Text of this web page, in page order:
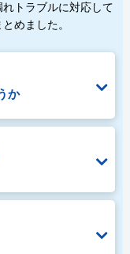
トラブルに対応して
めました。
か